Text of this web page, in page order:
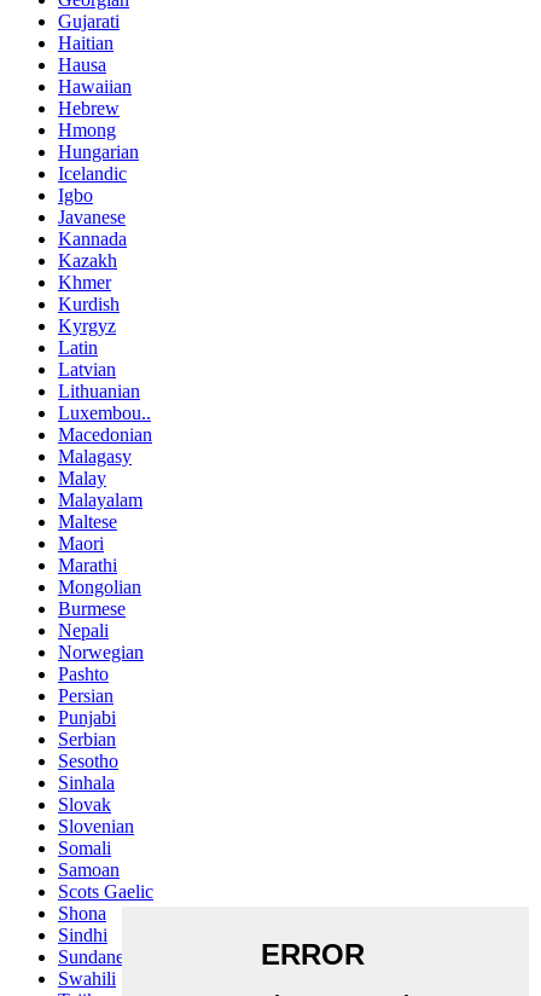
Gujarati
Haitian
Hausa
Hawaiian
Hebrew
Hmong
Hungarian
Icelandic
Igbo
Javanese
Kannada
Kazakh
Khmer
Kurdish
Kyrgyz
Latin
Latvian
Lithuanian
Luxembou..
Macedonian
Malagasy
Malay
Malayalam
Maltese
Maori
Marathi
Mongolian
Burmese
Nepali
Norwegian
Pashto
Persian
Punjabi
Serbian
Sesotho
Sinhala
Slovak
Slovenian
Somali
Samoan
Scots Gaelic
Shona
Sindhi
Sundanese
Swahili